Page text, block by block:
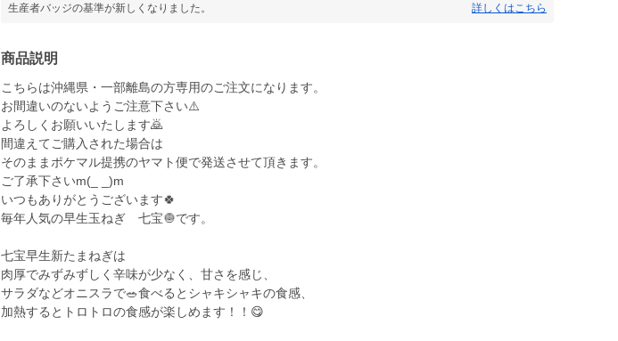
生産者バッジの基準が新しくなりました。 詳しくはこちら
商品説明
こちらは沖縄県・一部離島の方専用のご注文になります。
お間違いのないようご注意下さい⚠️
よろしくお願いいたします🙇
間違えてご購入された場合は
そのままポケマル提携のヤマト便で発送させて頂きます。
ご了承下さいm(_ _)m
いつもありがとうございます🍀
毎年人気の早生玉ねぎ 七宝🧅です。
七宝早生新たまねぎは
肉厚でみずみずしく辛味が少なく、甘さを感じ、
サラダなどオニスラで🥗食べるとシャキシャキの食感、
加熱するとトロトロの食感が楽しめます！！😋